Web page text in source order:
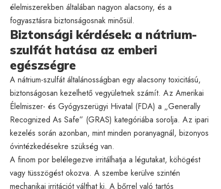
élelmiszerekben általában nagyon alacsony, és a
fogyasztásra biztonságosnak minősül.
Biztonsági kérdések: a nátrium-
szulfát hatása az emberi
egészségre
A nátrium-szulfát általánosságban egy alacsony toxicitású,
biztonságosan kezelhető vegyületnek számít. Az Amerikai
Élelmiszer- és Gyógyszerügyi Hivatal (FDA) a „Generally
Recognized As Safe” (GRAS) kategóriába sorolja. Az ipari
kezelés során azonban, mint minden poranyagnál, bizonyos
óvintézkedésekre szükség van.
A finom por belélegezve irritálhatja a légutakat, köhögést
vagy tüsszögést okozva. A szembe kerülve szintén
mechanikai irritációt válthat ki. A bőrrel való tartós